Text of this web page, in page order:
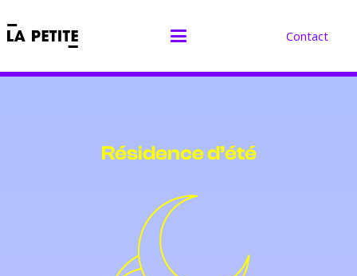
Contact
Résidence d’été